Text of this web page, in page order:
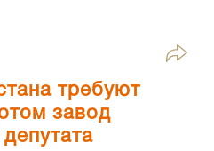
требуют
завод